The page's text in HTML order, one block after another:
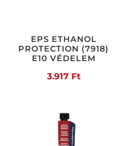
EPS ETHANOL
PROTECTION (7918)
E10 VÉDELEM
3.917 Ft